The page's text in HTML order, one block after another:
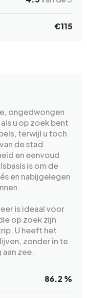
€115
ongedwongen
u op zoek bent
terwijl u toch
de stad
en eenvoud
is om de
en nabijgelegen
is ideaal voor
op zoek zijn
U heeft het
zonder in te
zee.
86.2 %